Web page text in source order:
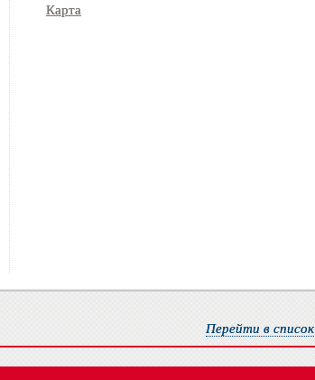
Карта
Перейти в список